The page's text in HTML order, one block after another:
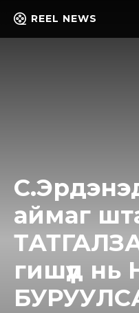
REEL NEWS
аймаг
гишүүд